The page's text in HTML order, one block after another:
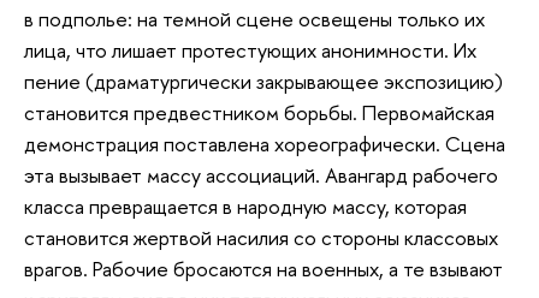
в подполье: на темной сцене освещены только их
лица, что лишает протестующих анонимности. Их
пение (драматургически закрывающее экспозицию)
становится предвестником борьбы. Первомайская
демонстрация поставлена хореографически. Сцена
эта вызывает массу ассоциаций. Авангард рабочего
класса превращается в народную массу, которая
становится жертвой насилия со стороны классовых
врагов. Рабочие бросаются на военных, а те взывают